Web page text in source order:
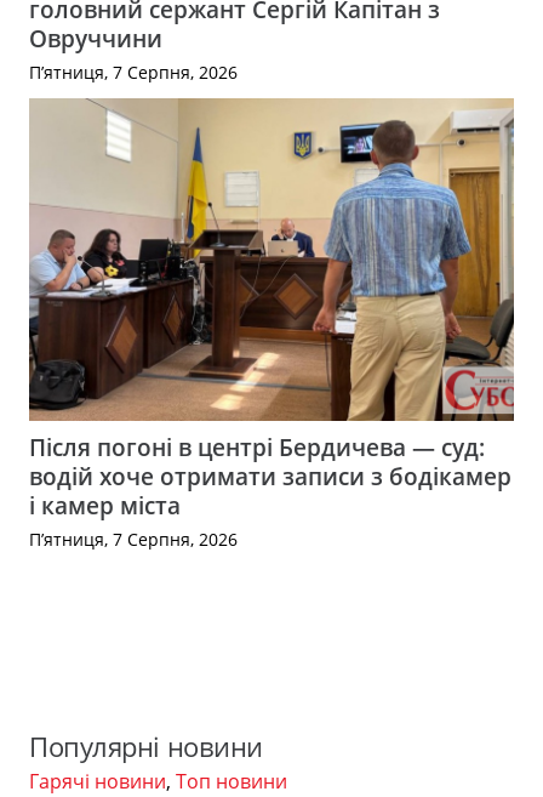
головний сержант Сергій Капітан з
Овруччини
П’ятниця, 7 Серпня, 2026
Після погоні в центрі Бердичева — суд:
водій хоче отримати записи з бодікамер
і камер міста
П’ятниця, 7 Серпня, 2026
Популярні новини
Гарячі новини, Топ новини